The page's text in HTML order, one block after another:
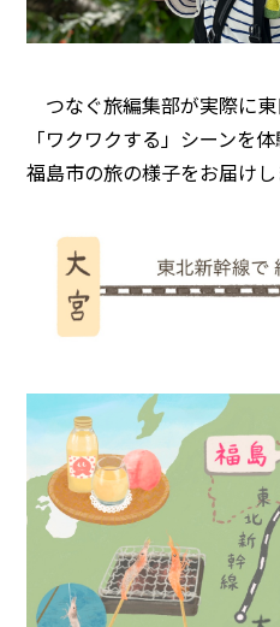
つなぐ旅編集部が実際に東
「ワクワクする」シーンを
福島市の旅の様子をお届けし